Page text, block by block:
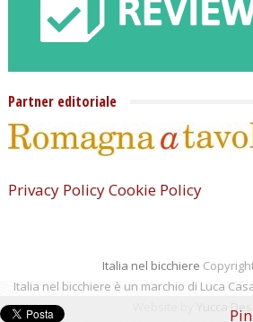
Partner editoriale
Privacy PolicyCookie Policy
Italia nel bicchiere
Italia nel bicchiere è un marchio di Luca
Yucca